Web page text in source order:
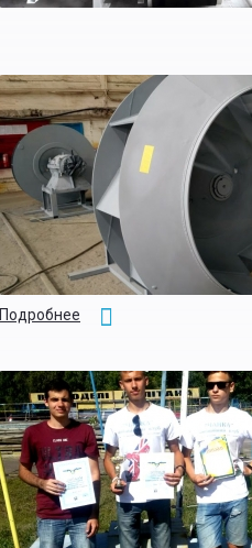
Подробнее